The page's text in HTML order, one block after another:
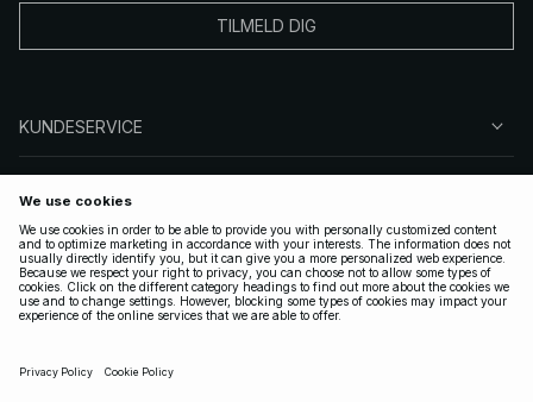
TILMELD DIG
KUNDESERVICE
FØLG OSS
LOVLIG